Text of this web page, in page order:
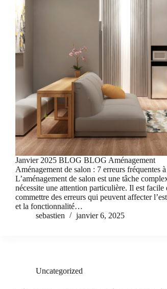
Janvier 2025 BLOG BLOG Aménagement
Aménagement de salon : 7 erreurs fréquentes
L’aménagement de salon est une tâche
nécessite une attention particulière. Il est facile
commettre des erreurs qui peuvent affecter
et la fonctionnalité…
sebastien
janvier 6, 2025
Uncategorized